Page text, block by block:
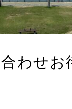
わせ